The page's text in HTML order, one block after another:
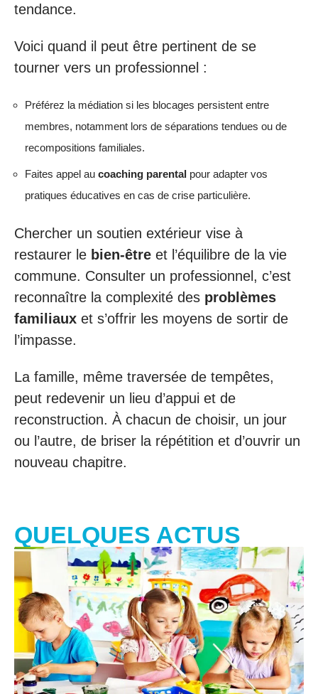
tendance.
Voici quand il peut être pertinent de se
tourner vers un professionnel :
Préférez la médiation si les blocages persistent entre
membres, notamment lors de séparations tendues ou de
recompositions familiales.
Faites appel au coaching parental pour adapter vos
pratiques éducatives en cas de crise particulière.
Chercher un soutien extérieur vise à
restaurer le bien-être et l’équilibre de la vie
commune. Consulter un professionnel, c’est
reconnaître la complexité des problèmes
familiaux et s’offrir les moyens de sortir de
l’impasse.
La famille, même traversée de tempêtes,
peut redevenir un lieu d’appui et de
reconstruction. À chacun de choisir, un jour
ou l’autre, de briser la répétition et d’ouvrir un
nouveau chapitre.
QUELQUES ACTUS